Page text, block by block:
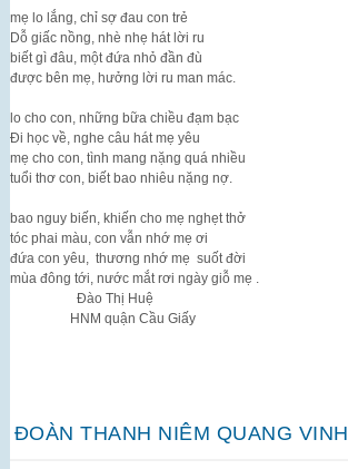
mẹ lo lắng, chỉ sợ đau con trẻ
Dỗ giấc nồng, nhè nhẹ hát lời ru
biết gì đâu, một đứa nhỏ đần đù
được bên mẹ, hưởng lời ru man mác.
lo cho con, những bữa chiều đạm bạc
Đi học về, nghe câu hát mẹ yêu
mẹ cho con, tình mang nặng quá nhiều
tuổi thơ con, biết bao nhiêu nặng nợ.
bao nguy biến, khiến cho mẹ nghẹt thở
tóc phai màu, con vẫn nhớ mẹ ơi
đứa con yêu, thương nhớ mẹ suốt đời
mùa đông tới, nước mắt rơi ngày giỗ mẹ .
Đào Thị Huệ
HNM quận Cầu Giấy
ĐOÀN THANH NIÊM QUANG VINH